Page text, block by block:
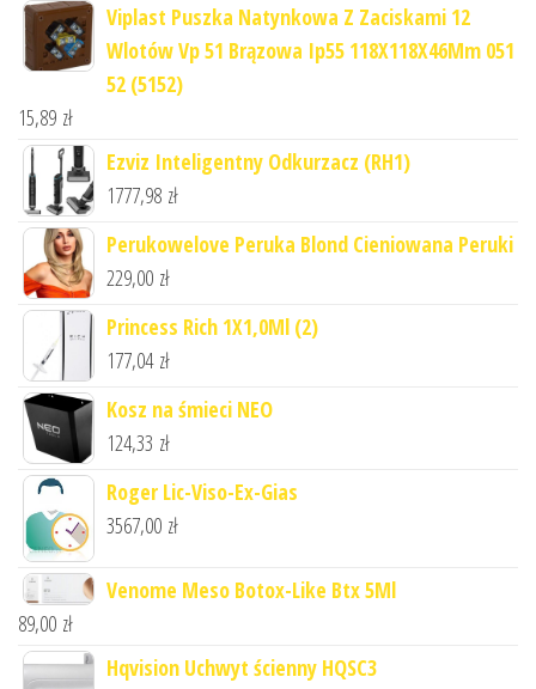
Viplast Puszka Natynkowa Z Zaciskami 12
Wlotów Vp 51 Brązowa Ip55 118X118X46Mm 051
52 (5152)
15,89 zł
Ezviz Inteligentny Odkurzacz (RH1)
1777,98 zł
Perukowelove Peruka Blond Cieniowana Peruki
229,00 zł
Princess Rich 1X1,0Ml (2)
177,04 zł
Kosz na śmieci NEO
124,33 zł
Roger Lic-Viso-Ex-Gias
3567,00 zł
Venome Meso Botox-Like Btx 5Ml
89,00 zł
Hqvision Uchwyt ścienny HQSC3